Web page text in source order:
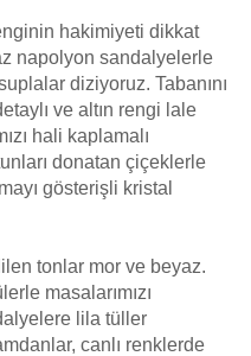
hakimiyeti dikkat
napolyon sandalyelerle
diziyoruz. Tabanını
ve altın rengi lale
hali kaplamalı
donatan çiçeklerle
gösterişli kristal
tonlar mor ve beyaz.
masalarımızı
lila tüller
canlı renklerde